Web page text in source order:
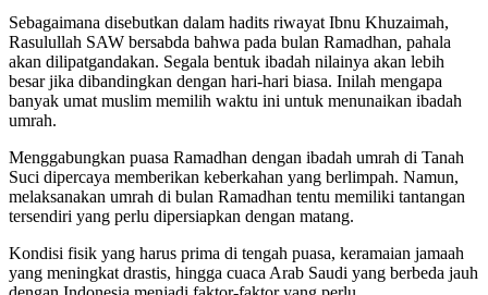
Sebagaimana disebutkan dalam hadits riwayat Ibnu Khuzaimah,
Rasulullah SAW bersabda bahwa pada bulan Ramadhan, pahala
akan dilipatgandakan. Segala bentuk ibadah nilainya akan lebih
besar jika dibandingkan dengan hari-hari biasa. Inilah mengapa
banyak umat muslim memilih waktu ini untuk menunaikan ibadah
umrah.
Menggabungkan puasa Ramadhan dengan ibadah umrah di Tanah
Suci dipercaya memberikan keberkahan yang berlimpah. Namun,
melaksanakan umrah di bulan Ramadhan tentu memiliki tantangan
tersendiri yang perlu dipersiapkan dengan matang.
Kondisi fisik yang harus prima di tengah puasa, keramaian jamaah
yang meningkat drastis, hingga cuaca Arab Saudi yang berbeda jauh